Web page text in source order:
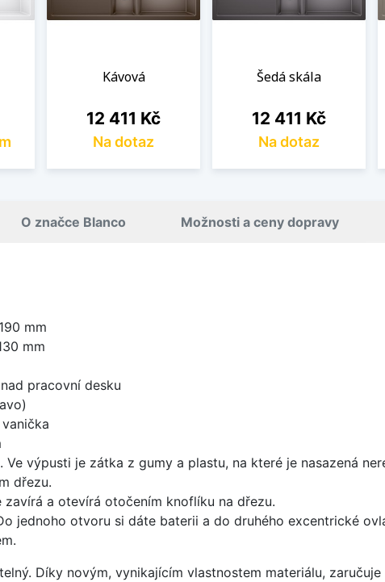
Kávová
Cena
12 411 Kč
Na dotaz
Šedá skála
Cena
12 411 Kč
Na dotaz
O značce Blanco Možnosti a ceny dopravy
mm
mm
pracovní desku
Ve výpusti je zátka z gumy a plastu, na které je nasazená
dřezu.
a otevírá otočením knoflíku na dřezu.
jednoho otvoru si dáte baterii a do druhého excentrické
Díky novým, vynikajícím vlastnostem materiálu, zaručuje